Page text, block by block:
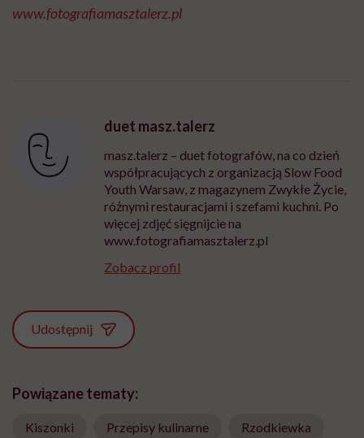
www.fotografiamasztalerz.pl
duet masz.talerz
masz.talerz – duet fotografów, na co dzień
współpracujących z organizacją Slow Food
Youth Warsaw, z magazynem Zwykłe Życie,
różnymi restauracjami i szefami kuchni. Po
więcej zdjęć sięgnijcie na
www.fotografiamasztalerz.pl
Zobacz profil
Udostępnij
Powiązane tematy:
Kiszonki Przepisy kulinarne Rzodkiewka